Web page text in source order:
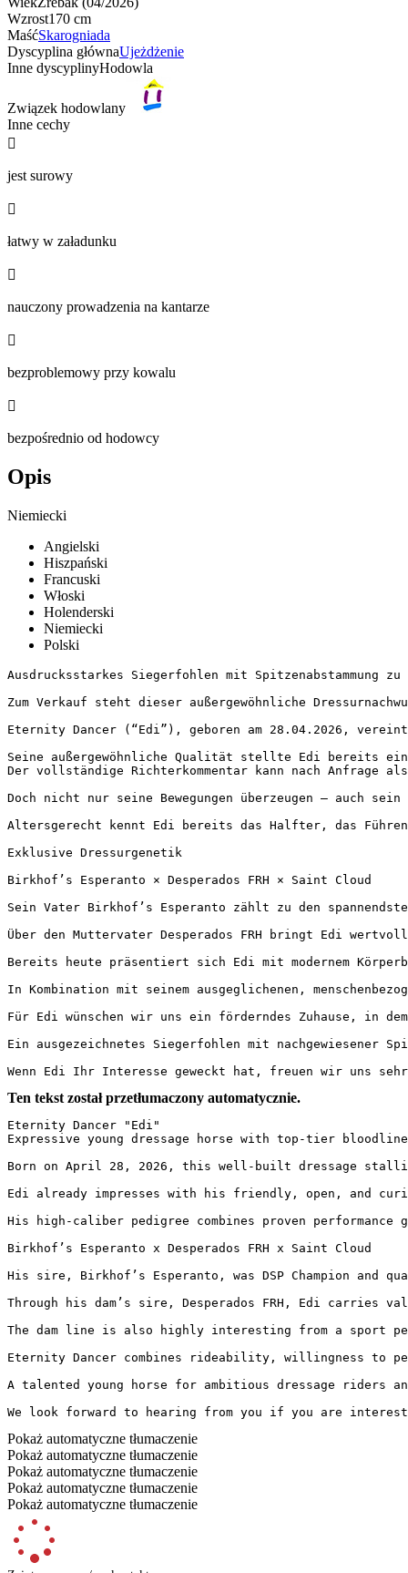
Wzrost170 cm
MaśćSkarogniada
Dyscyplina głównaUjeżdżenie
Inne dyscyplinyHodowla
Związek hodowlany
Inne cechy

jest surowy

łatwy w załadunku

nauczony prowadzenia na kantarze

bezproblemowy przy kowalu

bezpośrednio od hodowcy
Opis
Niemiecki
Angielski
Hiszpański
Francuski
Włoski
Holenderski
Niemiecki
Polski
Ausdrucksstarkes Siegerfohlen mit Spitzenabstammung zu
Zum Verkauf steht dieser außergewöhnliche
Eternity Dancer (“Edi”), geboren am 28.04.2026,
Seine außergewöhnliche Qualität stellte Edi bereits
Der vollständige Richterkommentar kann nach Anfrage
Doch nicht nur seine Bewegungen überzeugen – auch
Altersgerecht kennt Edi bereits das Halfter, das
Exklusive Dressurgenetik
Birkhof’s Esperanto × Desperados FRH × Saint Cloud
Sein Vater Birkhof’s Esperanto zählt zu den
Über den Muttervater Desperados FRH bringt Edi
Bereits heute präsentiert sich Edi mit modernem
In Kombination mit seinem ausgeglichenen,
Für Edi wünschen wir uns ein förderndes Zuhause, in
Ein ausgezeichnetes Siegerfohlen mit
Wenn Edi Ihr Interesse geweckt hat, freuen wir uns
Ten tekst został przetłumaczony automatycznie.
Eternity Dancer "Edi"
Expressive young dressage horse with top-tier
Born on April 28, 2026, this well-built dressage
Edi already impresses with his friendly, open, and
His high-caliber pedigree combines proven
Birkhof’s Esperanto x Desperados FRH x Saint Cloud
His sire, Birkhof’s Esperanto, was DSP Champion and
Through his dam’s sire, Desperados FRH, Edi carries
The dam line is also highly interesting from a sport
Eternity Dancer combines rideability, willingness to
A talented young horse for ambitious dressage riders
We look forward to hearing from you if you are
Pokaż automatyczne tłumaczenie
Pokaż automatyczne tłumaczenie
Pokaż automatyczne tłumaczenie
Pokaż automatyczne tłumaczenie
Pokaż automatyczne tłumaczenie